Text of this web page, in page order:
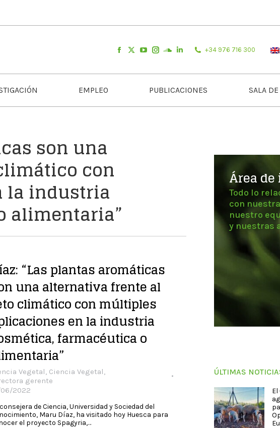
+34 976 716 300
EMPLEO PUBLICACIONES SALA
son una
con
la industria
alimentaria”
“Las plantas aromáticas
una alternativa frente al
climático con múltiples
en la industria
farmacéutica o
Vegetal, Ciencia Vegetal,
gerente
2022
de Ciencia, Universidad y Sociedad del
Maru Díaz, ha visitado hoy Huesca para
el proyecto Spagyria,…
Área
Todo lo
con
nuestro
y nuestras
ÚLTIMAS